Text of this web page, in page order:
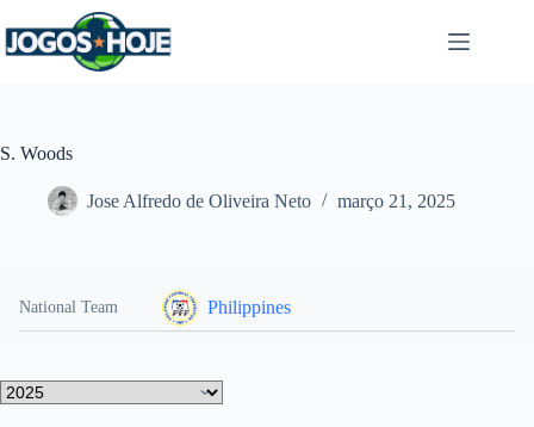
para
o
S. Woods
Jose Alfredo de Oliveira Neto março 21, 2025
National Team Philippines